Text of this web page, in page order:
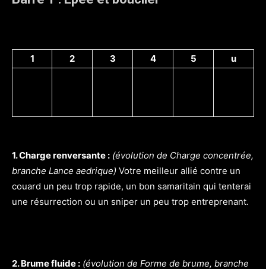
1 2 3 4 5 u
1. Charge renversante : (évolution de Charge concentrée,
branche Lance aedrique) Votre meilleur allié contre un
couard un peu trop rapide, un bon samaritain qui tenterai
une résurrection ou un sniper un peu trop entreprenant.
2. Brume fluide : (évolution de Forme de brume, branche